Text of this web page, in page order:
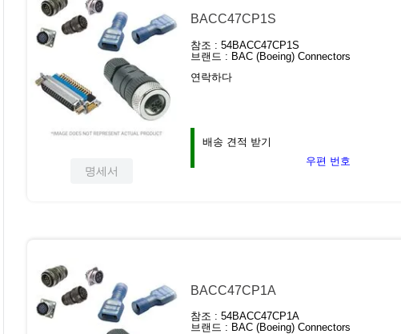
명세서
BACC47CP1S
참조 :54BACC47CP1S
브랜드 : BAC (Boeing) Connectors
연락하다
배송 견적 받기
우편 번호
BACC47CP1A
참조 :54BACC47CP1A
브랜드 : BAC (Boeing) Connectors